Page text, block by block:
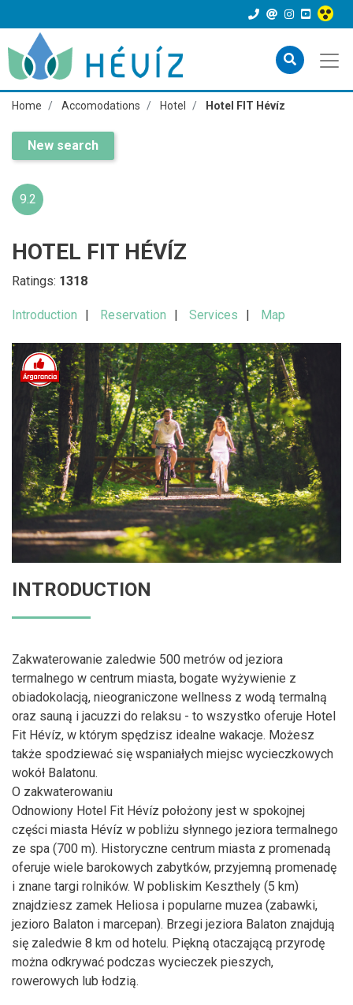
Home Accomodations Hotel Hotel FIT Hévíz
New search
9.2
HOTEL FIT HÉVÍZ
Ratings: 1318
Introduction Reservation Services Map
INTRODUCTION
Zakwaterowanie zaledwie 500 metrów od jeziora
termalnego w centrum miasta, bogate wyżywienie z
obiadokolacją, nieograniczone wellness z wodą termalną
oraz sauną i jacuzzi do relaksu - to wszystko oferuje Hotel
Fit Hévíz, w którym spędzisz idealne wakacje. Możesz
także spodziewać się wspaniałych miejsc wycieczkowych
wokół Balatonu.
O zakwaterowaniu
Odnowiony Hotel Fit Hévíz położony jest w spokojnej
części miasta Hévíz w pobliżu słynnego jeziora termalnego
ze spa (700 m). Historyczne centrum miasta z promenadą
oferuje wiele barokowych zabytków, przyjemną promenadę
i znane targi rolników. W pobliskim Keszthely (5 km)
znajdziesz zamek Heliosa i popularne muzea (zabawki,
jezioro Balaton i marcepan). Brzegi jeziora Balaton znajdują
się zaledwie 8 km od hotelu. Piękną otaczającą przyrodę
można odkrywać podczas wycieczek pieszych,
rowerowych lub łodzią.